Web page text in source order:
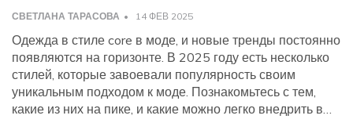
СВЕТЛАНА ТАРАСОВА 14 ФЕВ 2025
Одежда в стиле core в моде, и новые тренды постоянно
появляются на горизонте. В 2025 году есть несколько
стилей, которые завоевали популярность своим
уникальным подходом к моде. Познакомьтесь с тем,
какие из них на пике, и какие можно легко внедрить в